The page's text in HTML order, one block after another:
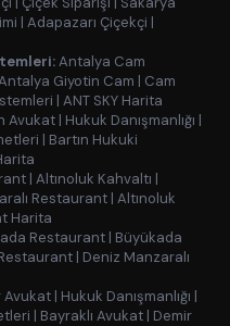
| Adapazarı Çiçekçi |
Antalya Cam
Giyotin Cam | Cam
| ANT SKY Harita
Avukat | Hukuk Danışmanlığı |
| Bartın Hukuki
| Altınoluk Kahvaltı |
Restaurant | Altınoluk
Harita
Restaurant | Büyükada
| Deniz Manzaralı
Avukat | Hukuk Danışmanlığı |
| Bayraklı Avukat | Demir